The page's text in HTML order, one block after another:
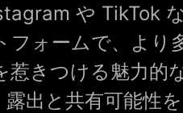
や TikTok な
フォームで、より
惹きつける魅力的
出と共有可能性を